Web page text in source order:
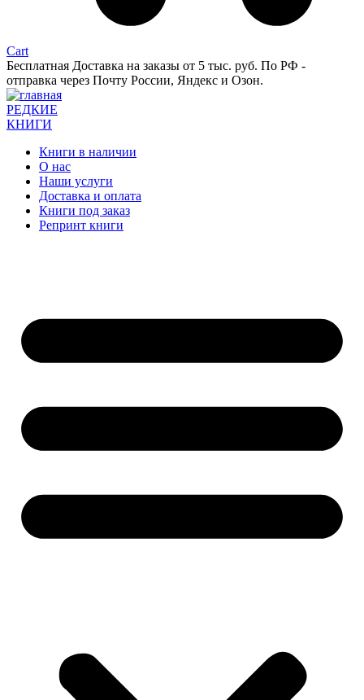
Cart
Бесплатная Доставка на заказы от 5 тыс. руб. По РФ -
отправка через Почту России, Яндекс и Озон.
РЕДКИЕ
КНИГИ
Книги в наличии
О нас
Наши услуги
Доставка и оплата
Книги под заказ
Репринт книги